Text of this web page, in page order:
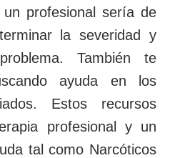
profesional sería de
la severidad y
También te
ayuda en los
Estos recursos
profesional y un
tal como Narcóticos